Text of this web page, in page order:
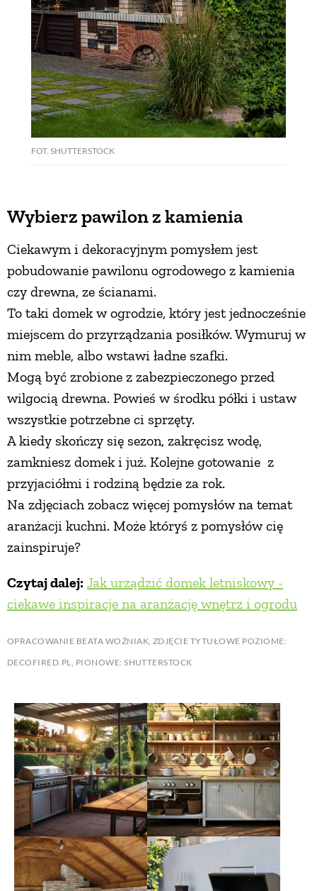
FOT. SHUTTERSTOCK
Wybierz pawilon z kamienia
Ciekawym i dekoracyjnym pomysłem jest
pobudowanie pawilonu ogrodowego z kamienia
czy drewna, ze ścianami.
To taki domek w ogrodzie, który jest jednocześnie
miejscem do przyrządzania posiłków. Wymuruj w
nim meble, albo wstawi ładne szafki.
Mogą być zrobione z zabezpieczonego przed
wilgocią drewna. Powieś w środku półki i ustaw
wszystkie potrzebne ci sprzęty.
A kiedy skończy się sezon, zakręcisz wodę,
zamkniesz domek i już. Kolejne gotowanie z
przyjaciółmi i rodziną będzie za rok.
Na zdjęciach zobacz więcej pomysłów na temat
aranżacji kuchni. Może któryś z pomysłów cię
zainspiruje?
Czytaj dalej: Jak urządzić domek letniskowy -
ciekawe inspiracje na aranżację wnętrz i ogrodu
OPRACOWANIE BEATA WOŹNIAK, ZDJĘCIE TYTUŁOWE POZIOME:
DECOFIRED.PL, PIONOWE: SHUTTERSTOCK